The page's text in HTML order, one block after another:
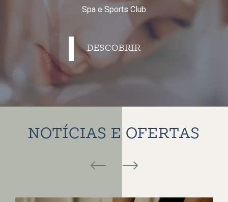
Spa e Sports Club
DESCOBRIR
NOTÍCIAS E OFERTAS